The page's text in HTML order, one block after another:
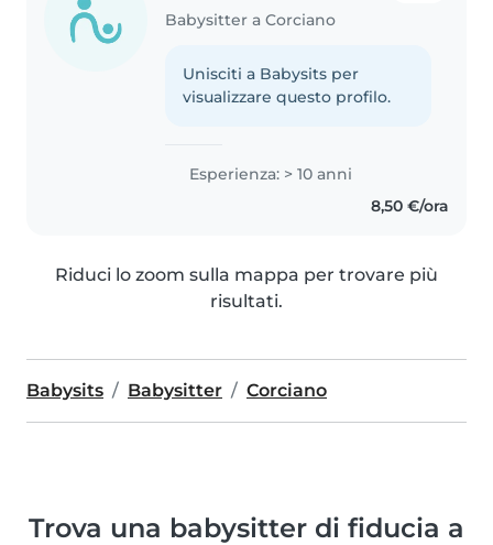
Babysitter a Corciano
Unisciti a Babysits per
visualizzare questo profilo.
Esperienza: > 10 anni
8,50 €/ora
Riduci lo zoom sulla mappa per trovare più
risultati.
Babysits Babysitter Corciano
Trova una babysitter di fiducia a